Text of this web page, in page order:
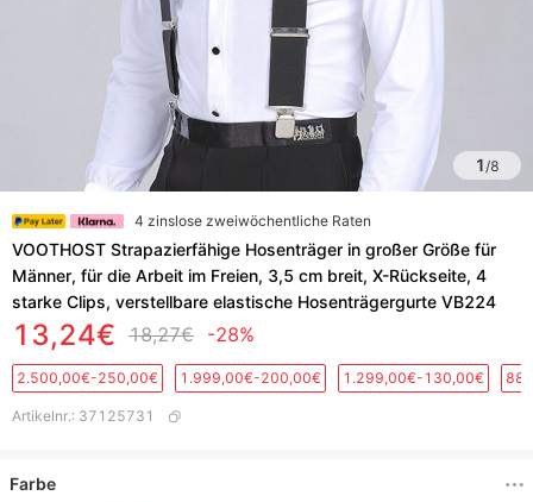
1/8
4 zinslose zweiwöchentliche Raten
VOOTHOST Strapazierfähige Hosenträger in großer Größe für
Männer, für die Arbeit im Freien, 3,5 cm breit, X-Rückseite, 4
starke Clips, verstellbare elastische Hosenträgergurte VB224
13,24€ 18,27€ -28%
2.500,00€-250,00€ 1.999,00€-200,00€ 1.299,00€-130,00€
Artikelnr.: 37125731
Farbe